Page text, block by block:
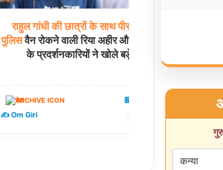
राहुल गांधी की छात्रों के साथ पीसी:
पुलिसवैन रोकने वाली रिया अहीर और जंतर-मंतर
के प्रदर्शनकारियों ने खोले बड़े राज
देश
✍️ Om Giri
पहले
देश